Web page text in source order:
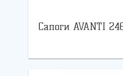
Сапоги AVANTI